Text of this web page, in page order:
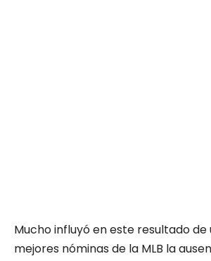
Mucho influyó en este resultado de
mejores nóminas de la MLB la